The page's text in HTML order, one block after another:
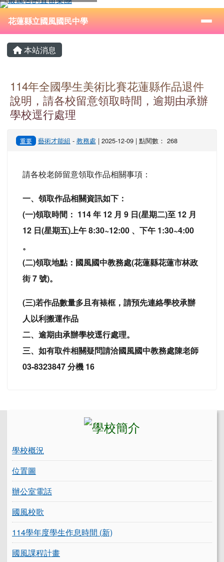
跳至主內容區
花蓮縣立國風國民中學
⏸
導覽列
花蓮縣立國風國民中學
主內容區域
本站消息
114年全國學生美術比賽花蓮縣作品退件
說明，請各校留意領取時間，逾期由承辦
學校逕行處理
重要 藝術才能組 - 教務處 | 2025-12-09 | 點閱數： 268
請各校老師留意領取作品相關事項：
一、領取作品相關資訊如下：
(一)領取時間： 114 年 12 月 9 日(星期二)至 12 月
12 日(星期五)上午 8:30~12:00 、下午 1:30~4:00
。
(二)領取地點：國風國中教務處(花蓮縣花蓮市林政
街 7 號)。
(三)若作品數量多且有裱框，請預先連絡學校承辦
人以利搬運作品
二、逾期由承辦學校逕行處理。
三、如有取件相關疑問請洽國風國中教務處陳老師
03-8323847 分機 16
學校概況
位置圖
辦公室電話
國風校歌
114學年度學生作息時間 (新)
國風課程計畫
頁尾區域